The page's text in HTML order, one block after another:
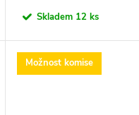
Skladem 12 ks
Možnost komise